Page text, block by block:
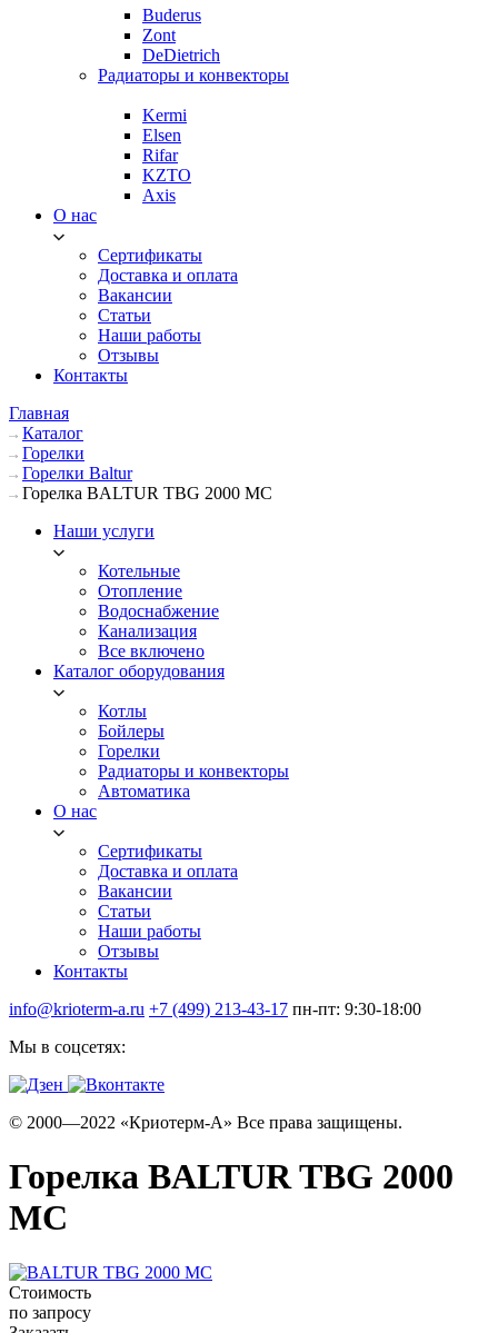
Buderus
Zont
DeDietrich
Радиаторы и конвекторы
Kermi
Elsen
Rifar
KZTO
Axis
О нас
Сертификаты
Доставка и оплата
Вакансии
Статьи
Наши работы
Отзывы
Контакты
Главная
Каталог
Горелки
Горелки Baltur
Горелка BALTUR TBG 2000 MC
Наши услуги
Котельные
Отопление
Водоснабжение
Канализация
Все включено
Каталог оборудования
Котлы
Бойлеры
Горелки
Радиаторы и конвекторы
Автоматика
О нас
Сертификаты
Доставка и оплата
Вакансии
Статьи
Наши работы
Отзывы
Контакты
info@krioterm-a.ru +7 (499) 213-43-17 пн-пт: 9:30-18:00
Мы в соцсетях:
© 2000—2022 «Криотерм-А» Все права защищены.
Горелка BALTUR TBG 2000
MC
Стоимость
по запросу